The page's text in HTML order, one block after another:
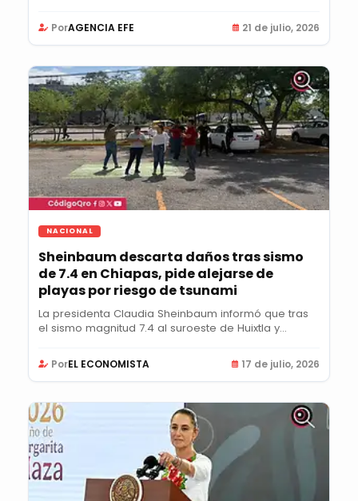
PorAGENCIA EFE 21 de julio, 2026
NACIONAL
Sheinbaum descarta daños tras sismo
de 7.4 en Chiapas, pide alejarse de
playas por riesgo de tsunami
La presidenta Claudia Sheinbaum informó que tras
el sismo magnitud 7.4 al suroeste de Huixtla y...
PorEL ECONOMISTA 17 de julio, 2026